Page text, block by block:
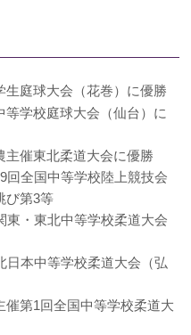
生庭球大会（花巻）に優勝
等学校庭球大会（仙台）に
主催東北柔道大会に優勝
回全国中等学校陸上競技会
び第3等
東・東北中等学校柔道大会
日本中等学校柔道大会（弘
催第1回全国中等学校柔道大